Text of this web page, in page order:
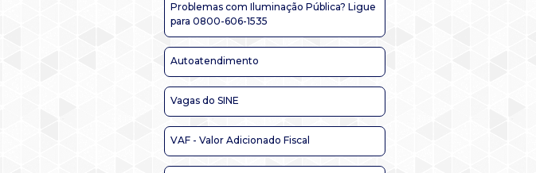
Problemas com Iluminação Pública? Ligue
para 0800-606-1535
Autoatendimento
Vagas do SINE
VAF - Valor Adicionado Fiscal